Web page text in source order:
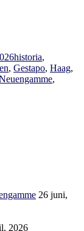
historia,
, Gestapo, Haag,
,
26 juni,
2026